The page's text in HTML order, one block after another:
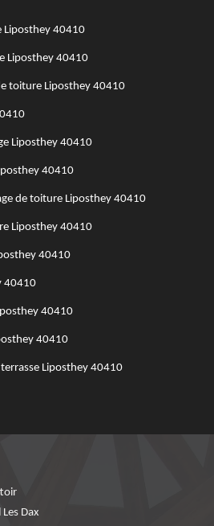
Liposthey 40410
Liposthey 40410
toiture Liposthey 40410
Liposthey 40410
40410
de toiture Liposthey 40410
Liposthey 40410
40410
40410
40410
40410
Liposthey 40410
Dax